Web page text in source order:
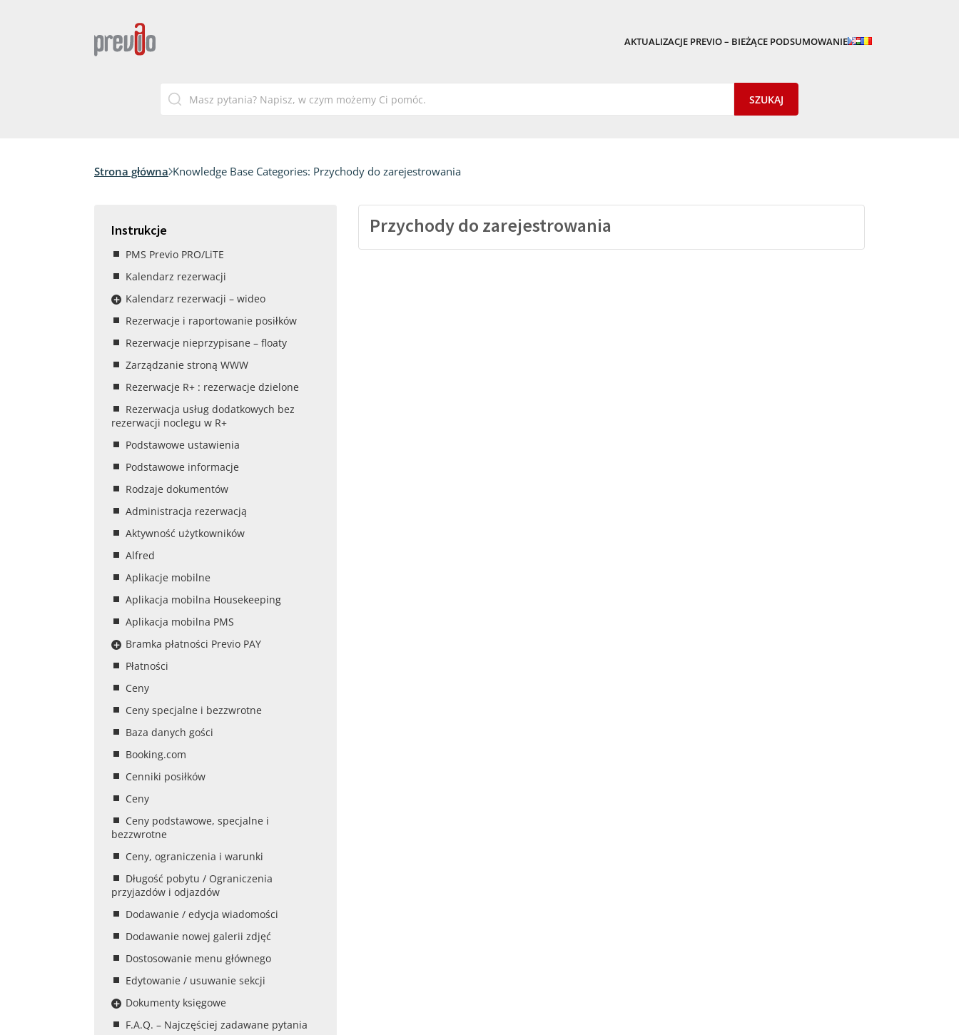
AKTUALIZACJE PREVIO – BIEŻĄCE PODSUMOWANIE
Strona główna Knowledge Base Categories: Przychody do zarejestrowania
Instrukcje
PMS Previo PRO/LiTE
Kalendarz rezerwacji
Kalendarz rezerwacji – wideo
Rezerwacje i raportowanie posiłków
Rezerwacje nieprzypisane – floaty
Zarządzanie stroną WWW
Rezerwacje R+ : rezerwacje dzielone
Rezerwacja usług dodatkowych bez
rezerwacji noclegu w R+
Podstawowe ustawienia
Podstawowe informacje
Rodzaje dokumentów
Administracja rezerwacją
Aktywność użytkowników
Alfred
Aplikacje mobilne
Aplikacja mobilna Housekeeping
Aplikacja mobilna PMS
Bramka płatności Previo PAY
Płatności
Ceny
Ceny specjalne i bezzwrotne
Baza danych gości
Booking.com
Cenniki posiłków
Ceny
Ceny podstawowe, specjalne i
bezzwrotne
Ceny, ograniczenia i warunki
Długość pobytu / Ograniczenia
przyjazdów i odjazdów
Dodawanie / edycja wiadomości
Dodawanie nowej galerii zdjęć
Dostosowanie menu głównego
Edytowanie / usuwanie sekcji
Dokumenty księgowe
F.A.Q. – Najczęściej zadawane pytania
Przychody do zarejestrowania